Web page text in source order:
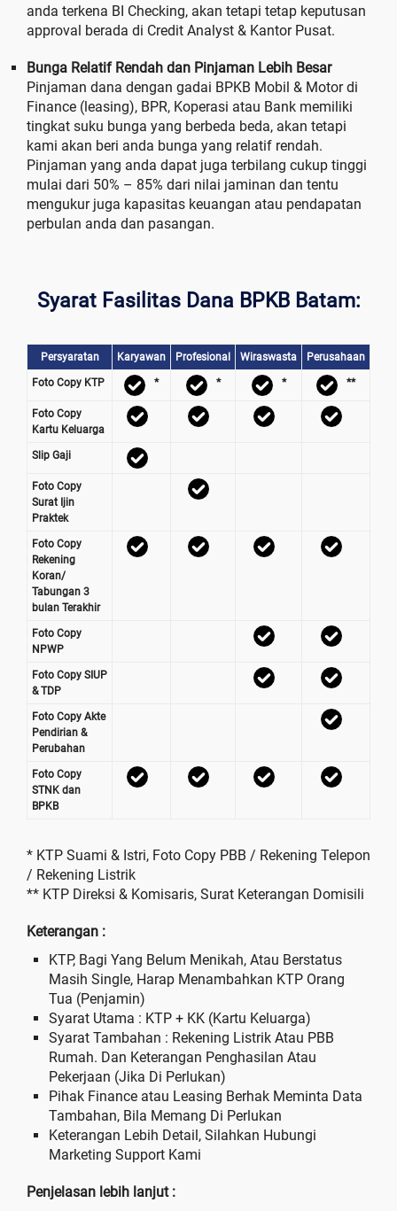
anda terkena BI Checking, akan tetapi tetap keputusan
approval berada di Credit Analyst & Kantor Pusat.
Bunga Relatif Rendah dan Pinjaman Lebih Besar
Pinjaman dana dengan gadai BPKB Mobil & Motor di
Finance (leasing), BPR, Koperasi atau Bank memiliki
tingkat suku bunga yang berbeda beda, akan tetapi
kami akan beri anda bunga yang relatif rendah.
Pinjaman yang anda dapat juga terbilang cukup tinggi
mulai dari 50% – 85% dari nilai jaminan dan tentu
mengukur juga kapasitas keuangan atau pendapatan
perbulan anda dan pasangan.
Syarat Fasilitas Dana BPKB Batam:
Persyaratan Karyawan Profesional Wiraswasta Perusahaan
Foto Copy KTP * * * **
Foto Copy
Kartu Keluarga
Slip Gaji
Foto Copy
Surat Ijin
Praktek
Foto Copy
Rekening
Koran/
Tabungan 3
bulan Terakhir
Foto Copy
NPWP
Foto Copy SIUP
& TDP
Foto Copy Akte
Pendirian &
Perubahan
Foto Copy
STNK dan
BPKB
* KTP Suami & Istri, Foto Copy PBB / Rekening Telepon
/ Rekening Listrik
** KTP Direksi & Komisaris, Surat Keterangan Domisili
Keterangan :
KTP, Bagi Yang Belum Menikah, Atau Berstatus
Masih Single, Harap Menambahkan KTP Orang
Tua (Penjamin)
Syarat Utama : KTP + KK (Kartu Keluarga)
Syarat Tambahan : Rekening Listrik Atau PBB
Rumah. Dan Keterangan Penghasilan Atau
Pekerjaan (Jika Di Perlukan)
Pihak Finance atau Leasing Berhak Meminta Data
Tambahan, Bila Memang Di Perlukan
Keterangan Lebih Detail, Silahkan Hubungi
Marketing Support Kami
Penjelasan lebih lanjut :